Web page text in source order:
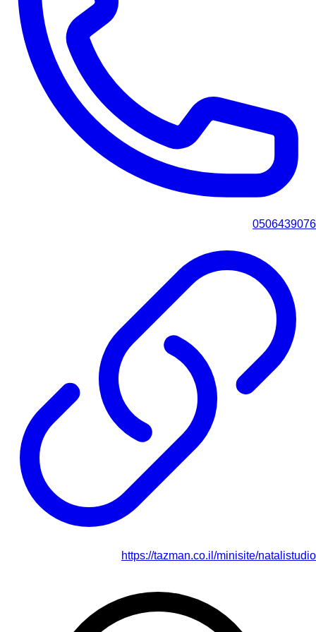
0506439076
https://tazman.co.il/minisite/natalistudio